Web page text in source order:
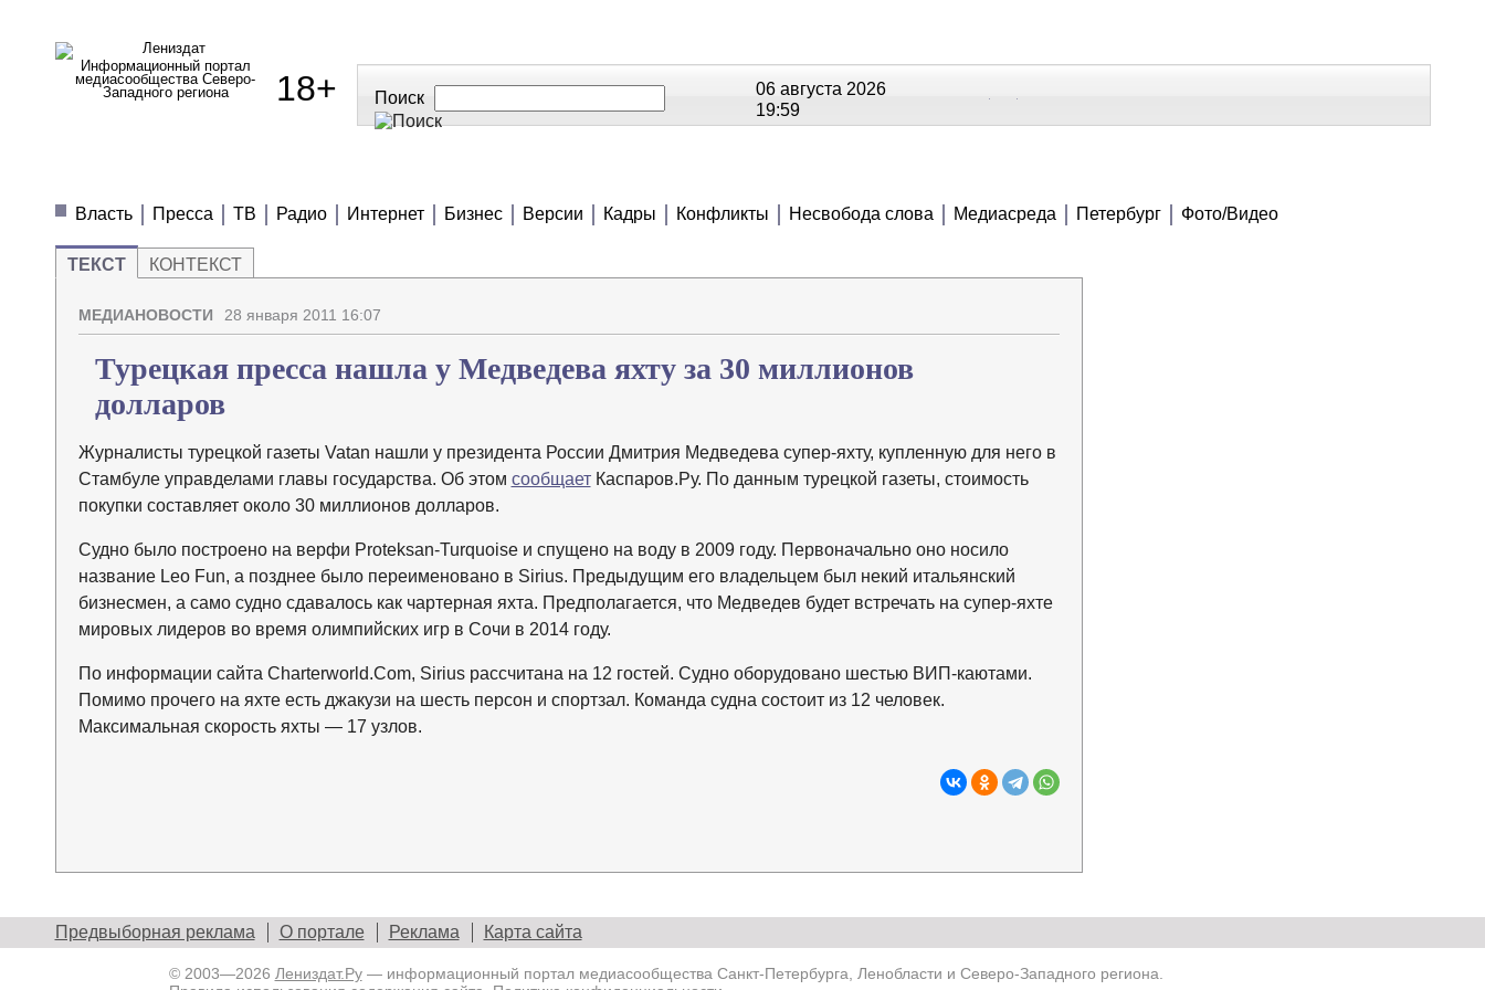
Информационный портал
медиасообщества Северо-
Западного региона
18+ Поиск
06 августа 2026
19:59
Власть
Пресса ТВ Радио Интернет Бизнес Версии Кадры Конфликты Несвобода слова Медиасреда Петербург Фото/Видео
ТЕКСТ КОНТЕКСТ
МЕДИАНОВОСТИ 28 января 2011 16:07
Турецкая пресса нашла у Медведева яхту за 30 миллионов
долларов
Журналисты турецкой газеты Vatan нашли у президента России Дмитрия Медведева супер-яхту, купленную для него в
Стамбуле управделами главы государства. Об этом сообщаетКаспаров.Ру. По данным турецкой газеты, стоимость
покупки составляет около 30 миллионов долларов.
Судно было построено на верфи Proteksan-Turquoise и спущено на воду в 2009 году. Первоначально оно носило
название Leo Fun, а позднее было переименовано в Sirius. Предыдущим его владельцем был некий итальянский
бизнесмен, а само судно сдавалось как чартерная яхта. Предполагается, что Медведев будет встречать на супер-яхте
мировых лидеров во время олимпийских игр в Сочи в 2014 году.
По информации сайта Charterworld.Com, Sirius рассчитана на 12 гостей. Судно оборудовано шестью ВИП-каютами.
Помимо прочего на яхте есть джакузи на шесть персон и спортзал. Команда судна состоит из 12 человек.
Максимальная скорость яхты — 17 узлов.
Предвыборная реклама О портале Реклама Карта сайта
© 2003—2026 Лениздат.Ру— информационный портал медиасообщества Санкт-Петербурга, Ленобласти и Северо-Западного региона.